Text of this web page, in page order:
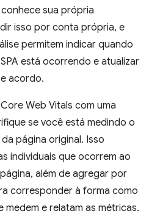
sua própria
isso por conta própria, e
permitem indicar quando
está ocorrendo e atualizar
acordo.
Web Vitals com uma
se você está medindo o
página original. Isso
individuais que ocorrem ao
além de agregar por
corresponder à forma como
e relatam as métricas.